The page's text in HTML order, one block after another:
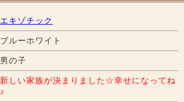
エキゾチック
ブルーホワイト
男の子
新しい家族が決まりました☆幸せになってね
♪